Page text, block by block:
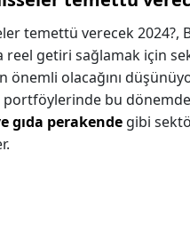
temettü verecek 2024?,
reel getiri sağlamak için
önemli olacağını
portföylerinde bu dönemde
gıda perakende gibi